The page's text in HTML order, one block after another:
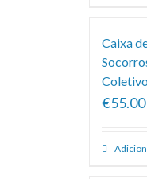
Caixa
€55.00